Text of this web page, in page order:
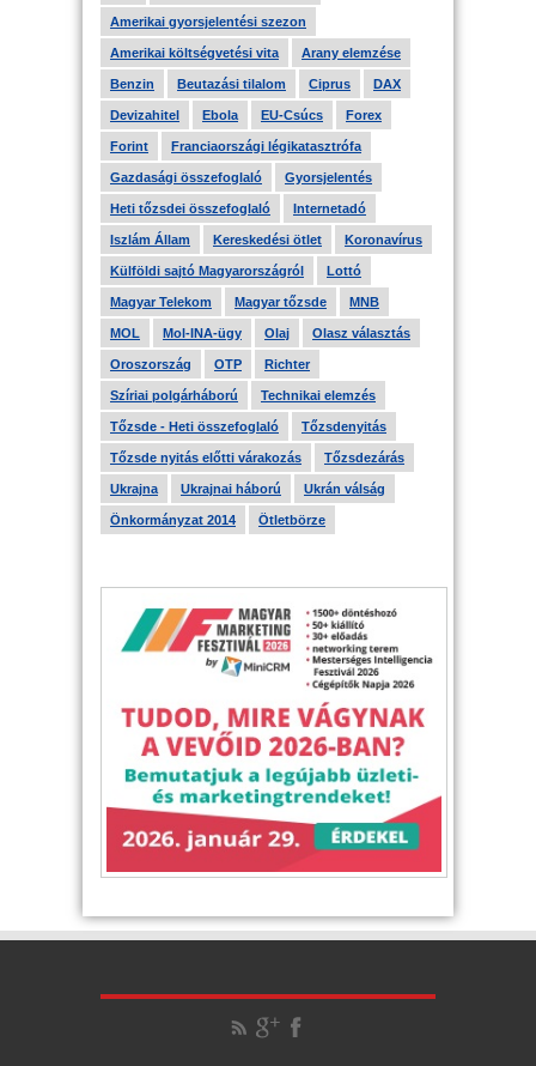
Amerikai gyorsjelentési szezon
Amerikai költségvetési vita Arany elemzése
Benzin Beutazási tilalom Ciprus DAX
Devizahitel Ebola EU-Csúcs Forex
Forint Franciaországi légikatasztrófa
Gazdasági összefoglaló Gyorsjelentés
Heti tőzsdei összefoglaló Internetadó
Iszlám Állam Kereskedési ötlet Koronavírus
Külföldi sajtó Magyarországról Lottó
Magyar Telekom Magyar tőzsde MNB
MOL Mol-INA-ügy Olaj Olasz választás
Oroszország OTP Richter
Szíriai polgárháború Technikai elemzés
Tőzsde - Heti összefoglaló Tőzsdenyitás
Tőzsde nyitás előtti várakozás Tőzsdezárás
Ukrajna Ukrajnai háború Ukrán válság
Önkormányzat 2014 Ötletbörze